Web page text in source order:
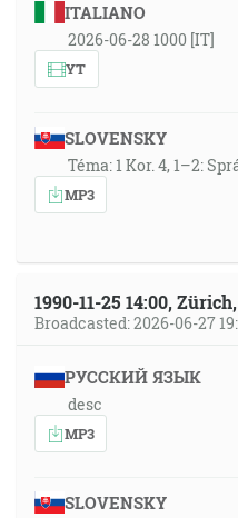
ITALIANO
2026-06-28 1000 [IT]
YT
SLOVENSKY
Téma: 1 Kor. 4, 1–2:
MP3
1990-11-25 14:00,
Broadcasted: 2026-06-27
РУССКИЙ ЯЗЫК
desc
MP3
SLOVENSKY